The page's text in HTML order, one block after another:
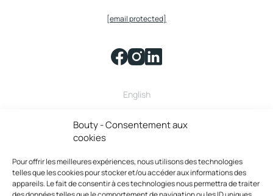
Bouty - Consentement aux
cookies
Pour offrir les meilleures expériences, nous utilisons des technologies
telles que les cookies pour stocker et/ou accéder aux informations des
appareils. Le fait de consentir à ces technologies nous permettra de traiter
[email protected]
English
Bouty fait partie de la famille